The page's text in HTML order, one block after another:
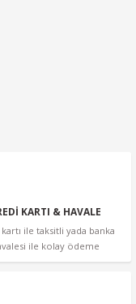
KARTI & HAVALE
ile taksitli yada banka
ile kolay ödeme